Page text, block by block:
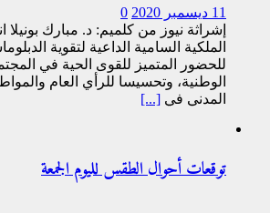
11 ديسمبر 2020
0
إشراثة نيوز من كلميم: د. مبارك بونيلا
الملكية السامية الداعية لتقوية
للحضور المتميز للقوى الحية في
الوطنية، وتحسيسا للرأي العام
المدني في [...]
توقعات أحوال الطقس لليوم الجمعة